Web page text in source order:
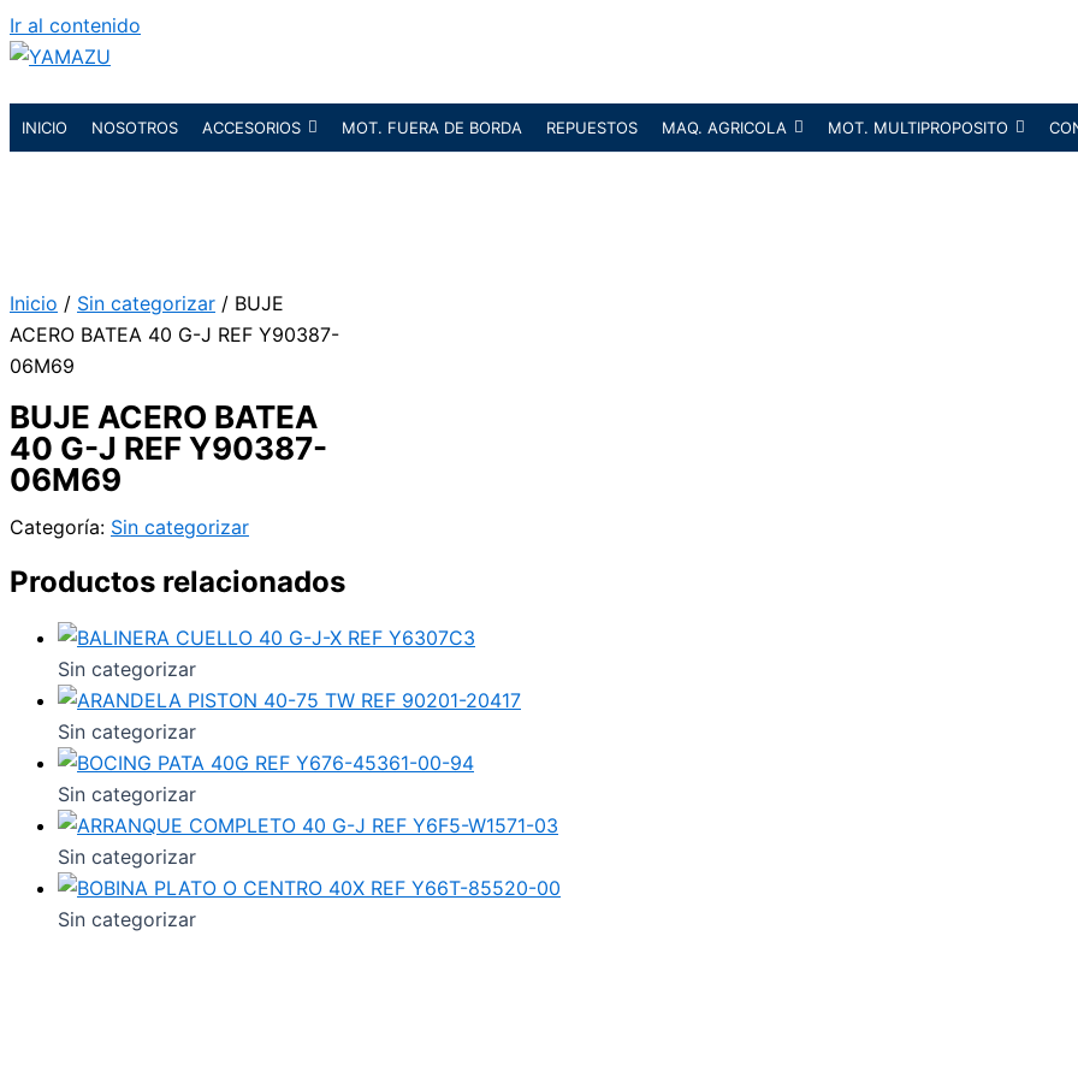
Ir al contenido
INICIO NOSOTROS ACCESORIOS MOT. FUERA DE BORDA REPUESTOS MAQ. AGRICOLA MOT. MULTIPROPOSITO
Inicio / Sin categorizar / BUJE
ACERO BATEA 40 G-J REF Y90387-
06M69
BUJE ACERO BATEA
40 G-J REF Y90387-
06M69
Categoría: Sin categorizar
Productos relacionados
Sin categorizar
Sin categorizar
Sin categorizar
Sin categorizar
Sin categorizar